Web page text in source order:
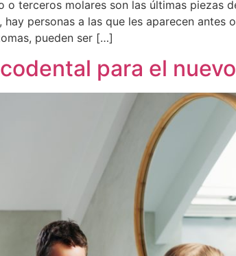
o terceros molares son las últimas piezas
personas a las que les aparecen antes
pueden ser […]
para el